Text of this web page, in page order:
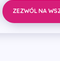
ZEZWÓL NA